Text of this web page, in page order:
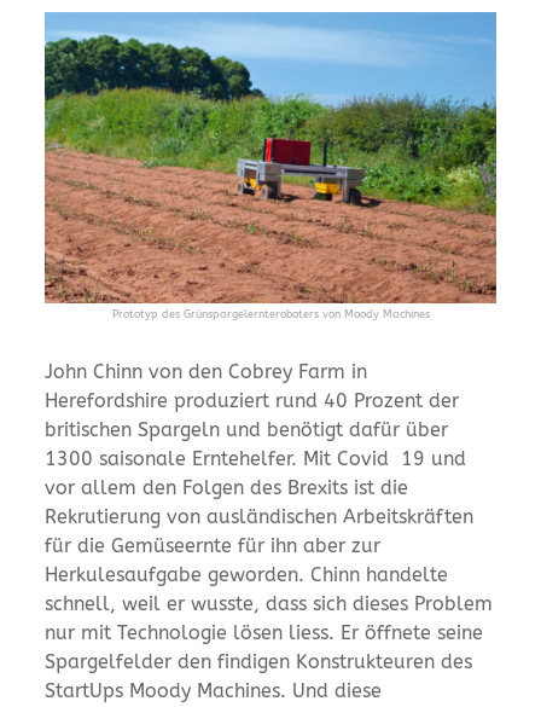
Prototyp des Grünspargelernteroboters von Moody Machines
John Chinn von den Cobrey Farm in
Herefordshire produziert rund 40 Prozent der
britischen Spargeln und benötigt dafür über
1300 saisonale Erntehelfer. Mit Covid 19 und
vor allem den Folgen des Brexits ist die
Rekrutierung von ausländischen Arbeitskräften
für die Gemüseernte für ihn aber zur
Herkulesaufgabe geworden. Chinn handelte
schnell, weil er wusste, dass sich dieses Problem
nur mit Technologie lösen liess. Er öffnete seine
Spargelfelder den findigen Konstrukteuren des
StartUps Moody Machines. Und diese